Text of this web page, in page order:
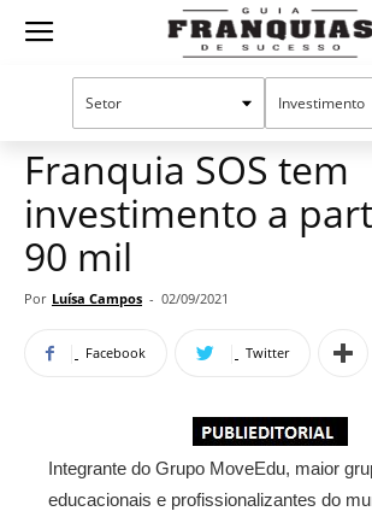
Guia
Mercado de franquias Publieditorial
Franquia SOS tem
investimento a
90 mil
Por Luísa Campos - 02/09/2021
Facebook Twitter
Integrante do Grupo MoveEdu, maior
educacionais e profissionalizantes do